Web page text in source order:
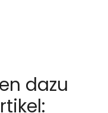
dazu